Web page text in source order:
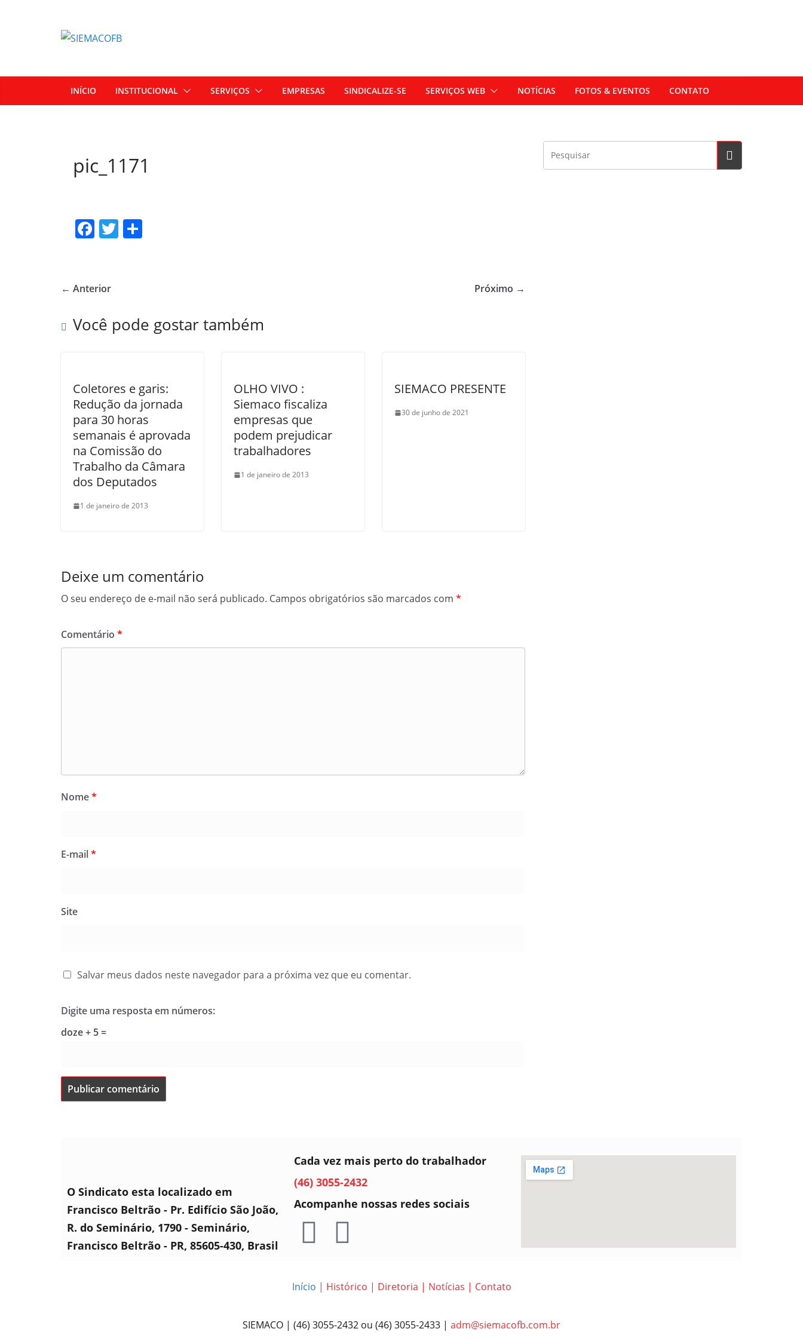
INÍCIO INSTITUCIONAL SERVIÇOS EMPRESAS SINDICALIZE-SE SERVIÇOS WEB NOTÍCIAS FOTOS & EVENTOS CONTATO
pic_1171
F
e
o
T
← Anterior Próximo →
Você pode gostar também
Coletores e garis:
Redução da jornada
para 30 horas
semanais é aprovada
na Comissão do
Trabalho da Câmara
dos Deputados
1 de janeiro de 2013
OLHO VIVO :
Siemaco fiscaliza
empresas que
podem prejudicar
trabalhadores
1 de janeiro de 2013
SIEMACO PRESENTE
30 de junho de 2021
Deixe um comentário
O seu endereço de e-mail não será publicado. Campos obrigatórios são marcados com *
Comentário *
Nome*
E-mail*
Site
Salvar meus dados neste navegador para a próxima vez que eu comentar.
Digite uma resposta em números:
doze + 5 =
O Sindicato esta localizado em
Francisco Beltrão - Pr. Edifício São João,
R. do Seminário, 1790 - Seminário,
Francisco Beltrão - PR, 85605-430, Brasil
Cada vez mais perto do trabalhador
(46) 3055-2432
Acompanhe nossas redes sociais
Início | Histórico | Diretoria | Notícias | Contato
SIEMACO | (46) 3055-2432 ou (46) 3055-2433 | adm@siemacofb.com.br